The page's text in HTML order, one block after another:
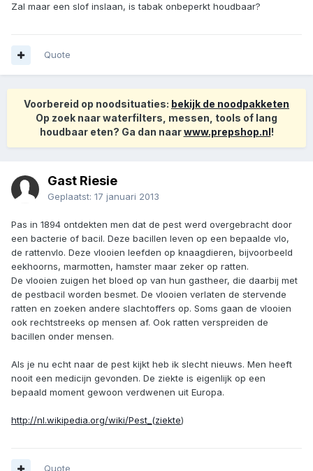
Zal maar een slof inslaan, is tabak onbeperkt houdbaar?
Quote
Voorbereid op noodsituaties: bekijk de noodpakketen
Op zoek naar waterfilters, messen, tools of lang
houdbaar eten? Ga dan naarwww.prepshop.nl!
Gast Riesie
Geplaatst: 17 januari 2013
Pas in 1894 ontdekten men dat de pest werd overgebracht door
een bacterie of bacil. Deze bacillen leven op een bepaalde vlo,
de rattenvlo. Deze vlooien leefden op knaagdieren, bijvoorbeeld
eekhoorns, marmotten, hamster maar zeker op ratten.
De vlooien zuigen het bloed op van hun gastheer, die daarbij met
de pestbacil worden besmet. De vlooien verlaten de stervende
ratten en zoeken andere slachtoffers op. Soms gaan de vlooien
ook rechtstreeks op mensen af. Ook ratten verspreiden de
bacillen onder mensen.
Als je nu echt naar de pest kijkt heb ik slecht nieuws. Men heeft
nooit een medicijn gevonden. De ziekte is eigenlijk op een
bepaald moment gewoon verdwenen uit Europa.
http://nl.wikipedia.org/wiki/Pest_(ziekte)
Quote